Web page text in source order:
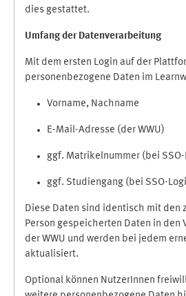
dies gestattet.
Umfang der Datenverarbeitung
Mit dem ersten Login auf der
personenbezogene Daten im
Vorname, Nachname
E-Mail-Adresse (der WWU)
ggf. Matrikelnummer (bei SSO-
ggf. Studiengang (bei SSO-
Diese Daten sind identisch mit den
Person gespeicherten Daten in den
der WWU und werden bei jedem
aktualisiert.
Optional können NutzerInnen